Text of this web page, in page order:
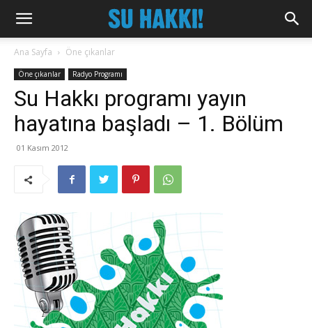
Ana Sayfa Öne çıkanlar
Öne çıkanlar Radyo Programı
Su Hakkı programı yayın
hayatına başladı – 1. Bölüm
01 Kasım 2012